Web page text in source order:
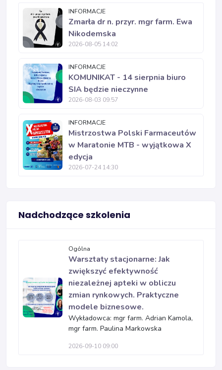
INFORMACJE
Zmarła dr n. przyr. mgr farm. Ewa
Nikodemska
2026-08-05 14:02
INFORMACJE
KOMUNIKAT - 14 sierpnia biuro
SIA będzie nieczynne
2026-08-03 09:57
INFORMACJE
Mistrzostwa Polski Farmaceutów
w Maratonie MTB - wyjątkowa X
edycja
2026-07-24 14:30
Nadchodzące szkolenia
Ogólna
Warsztaty stacjonarne: Jak
zwiększyć efektywność
niezależnej apteki w obliczu
zmian rynkowych. Praktyczne
modele biznesowe.
Wykładowca: mgr farm. Adrian Kamola,
mgr farm. Paulina Markowska
2026-09-10 09:00